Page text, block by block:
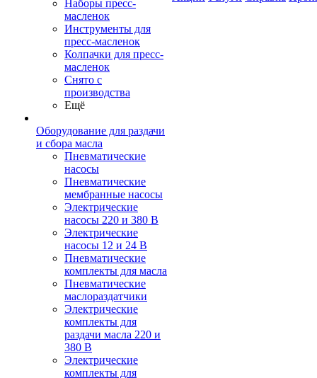
Наборы пресс-
масленок
Инструменты для
пресс-масленок
Колпачки для пресс-
масленок
Снято с
производства
Ещё
Оборудование для раздачи
и сбора масла
Пневматические
насосы
Пневматические
мембранные насосы
Электрические
насосы 220 и 380 В
Электрические
насосы 12 и 24 В
Пневматические
комплекты для масла
Пневматические
маслораздатчики
Электрические
комплекты для
раздачи масла 220 и
380 В
Электрические
комплекты для